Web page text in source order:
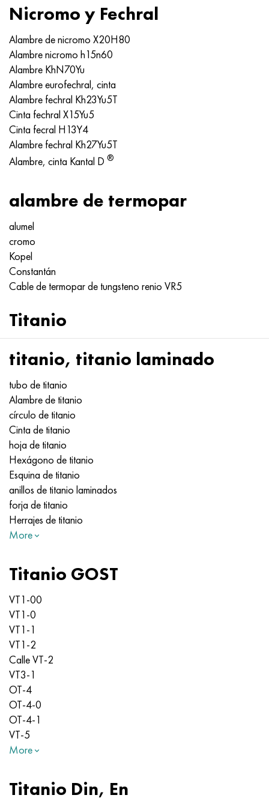
Nicromo y Fechral
Alambre de nicromo Х20Н80
Alambre nicromo h15n60
Alambre KhN70Yu
Alambre eurofechral, cinta
Alambre fechral Kh23Yu5T
Cinta fechral X15Yu5
Cinta fecral H13Y4
Alambre fechral Kh27Yu5T
Alambre, cinta Kantal D ®
alambre de termopar
alumel
cromo
Kopel
Constantán
Cable de termopar de tungsteno renio VR5
Titanio
titanio, titanio laminado
tubo de titanio
Alambre de titanio
círculo de titanio
Cinta de titanio
hoja de titanio
Hexágono de titanio
Esquina de titanio
anillos de titanio laminados
forja de titanio
Herrajes de titanio
More
Titanio GOST
VT1-00
VT1-0
VT1-1
VT1-2
Calle VT-2
VT3-1
OT-4
OT-4-0
OT-4-1
VT-5
More
Titanio Din, En
Nimónico 90
Nimónico 263
Haynes 25
Haynes 188
Haynes 230
Hastelloy b2
hastelloy c22
Hastelloy C-276
Hastelloy 3
Hastelloy x
udimet 500
udimet 720
tubo de precisión
H70MFV
AM-350 - ams 5548
AM-355 - ams 5547
Custom 450® - uns S45000
Ascoloy griego 418
Tubería resistente a la corrosión
45Х14Н14В2М
50X14MF
65X13
90X18MF
95X18
ac35g2, 36smnpb14, 1.0765
38x2n2ma, 34CrNiMo6, 40NiCrMo7
40hn2ma, 34CrNiMo4, 36hnm
38hs, 37hs
38XA, 37Cr4, AISI 5135
38HN3MFA, 35nicrmov12-5
40ХН, 36NiCr6, AISI 3135
40XFA, 1.7223, AISI 4142
45HN2MFA, k2425, 45hnmf
A40G, 44smn28, 1.0762, 46s20